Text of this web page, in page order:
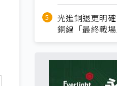
光進銅退更明
銅線「最終戰場